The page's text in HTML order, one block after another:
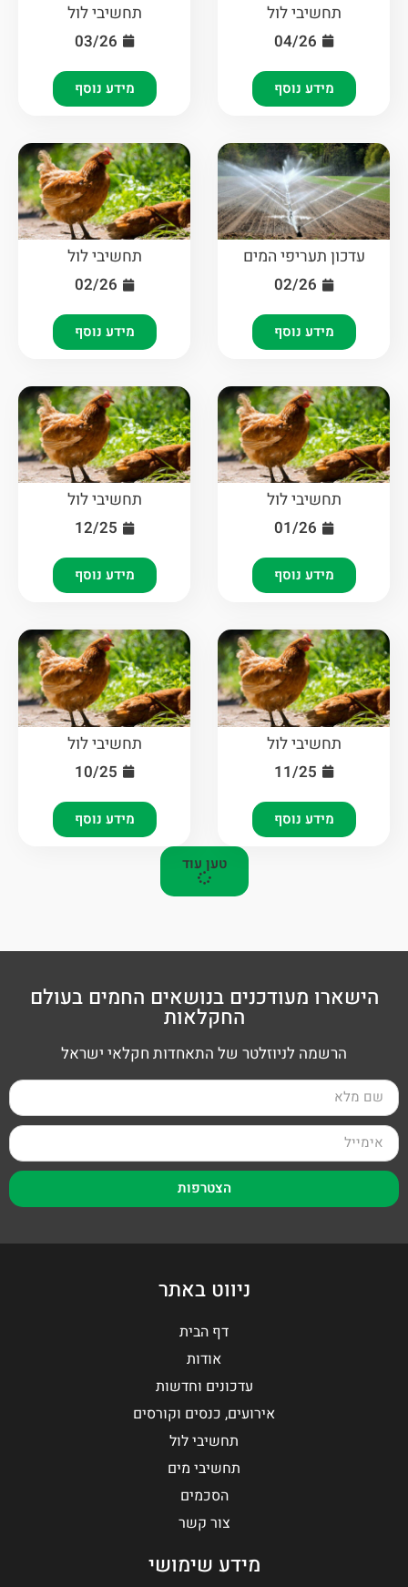
תחשיבי לול
04/26
מידע נוסף
תחשיבי לול
03/26
מידע נוסף
עדכון תעריפי המים
02/26
מידע נוסף
תחשיבי לול
02/26
מידע נוסף
תחשיבי לול
01/26
מידע נוסף
תחשיבי לול
12/25
מידע נוסף
תחשיבי לול
11/25
מידע נוסף
תחשיבי לול
10/25
מידע נוסף
טען עוד
הישארו מעודכנים בנושאים החמים בעולם
החקלאות
הרשמה לניוזלטר של התאחדות חקלאי ישראל
הצטרפות
ניווט באתר
דף הבית
אודות
עדכונים וחדשות
אירועים, כנסים וקורסים
תחשיבי לול
תחשיבי מים
הסכמים
צור קשר
מידע שימושי